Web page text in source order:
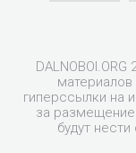
материалов
гиперссылки на
за
будут